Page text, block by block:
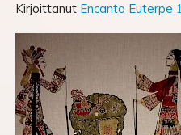
Kirjoittanut Encanto Euterpe